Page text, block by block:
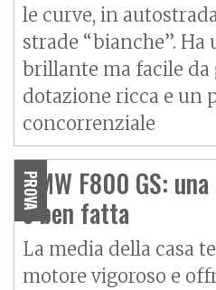
le curve, in
strade “bianche”. Ha
brillante ma facile da
dotazione ricca e un
concorrenziale
PROVA
BMW F800 GS:
e ben fatta
La media della casa
motore vigoroso e